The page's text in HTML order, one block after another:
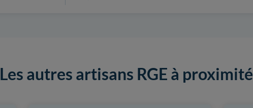
Les autres artisans RGE à proximité